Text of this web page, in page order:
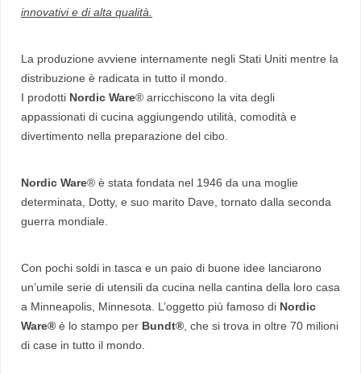
innovativi e di alta qualità.
La produzione avviene internamente negli Stati Uniti mentre la
distribuzione è radicata in tutto il mondo.
I prodotti Nordic Ware® arricchiscono la vita degli
appassionati di cucina aggiungendo utilità, comodità e
divertimento nella preparazione del cibo.
Nordic Ware® è stata fondata nel 1946 da una moglie
determinata, Dotty, e suo marito Dave, tornato dalla seconda
guerra mondiale.
Con pochi soldi in tasca e un paio di buone idee lanciarono
un’umile serie di utensili da cucina nella cantina della loro casa
a Minneapolis, Minnesota. L’oggetto più famoso di Nordic
Ware® è lo stampo per Bundt® , che si trova in oltre 70 milioni
di case in tutto il mondo.